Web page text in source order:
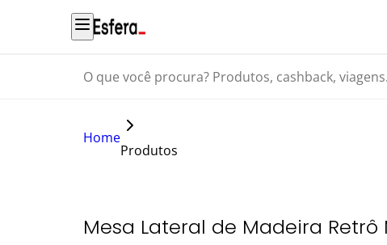
O que você procura? Produtos, cashback, viagens...
Home
Produtos
Mesa Lateral de Madeira